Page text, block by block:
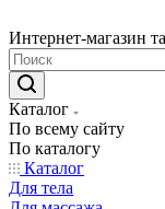
Интернет-магазин
Каталог
По всему сайту
По каталогу
Каталог
Для тела